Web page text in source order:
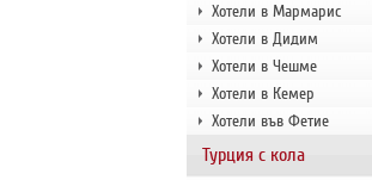
Хотели в Мармарис
Хотели в Дидим
Хотели в Чешме
Хотели в Кемер
Хотели във Фетие
Турция с кола